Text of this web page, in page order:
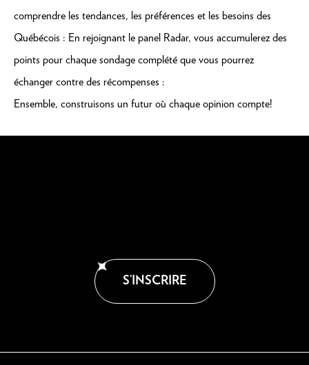
comprendre les tendances, les préférences et les besoins des
Québécois : En rejoignant le panel Radar, vous accumulerez des
points pour chaque sondage complété que vous pourrez
échanger contre des récompenses :
Ensemble, construisons un futur où chaque opinion compte!
S’INSCRIRE